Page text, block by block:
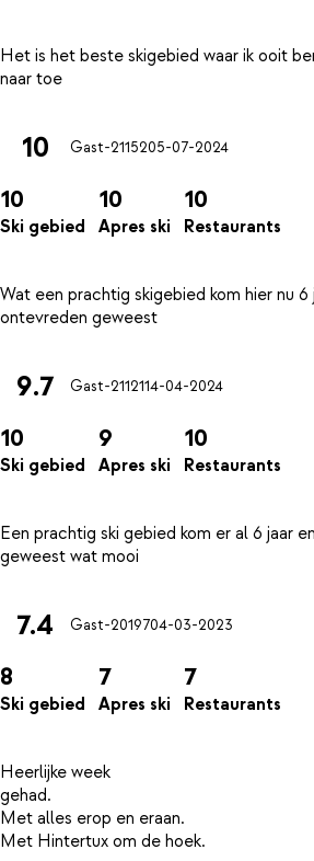
Het is het beste skigebied waar ik ooit
10 Gast-2115205-07-2024
10
Ski gebied
10
Apres ski
10
Restaurants
Wat een prachtig skigebied kom hier nu
9.7 Gast-2112114-04-2024
10
Ski gebied
9
Apres ski
10
Restaurants
Een prachtig ski gebied kom er al 6 jaar
7.4 Gast-2019704-03-2023
8
Ski gebied
7
Apres ski
7
Restaurants
Heerlijke week
gehad.
Met alles erop en eraan.